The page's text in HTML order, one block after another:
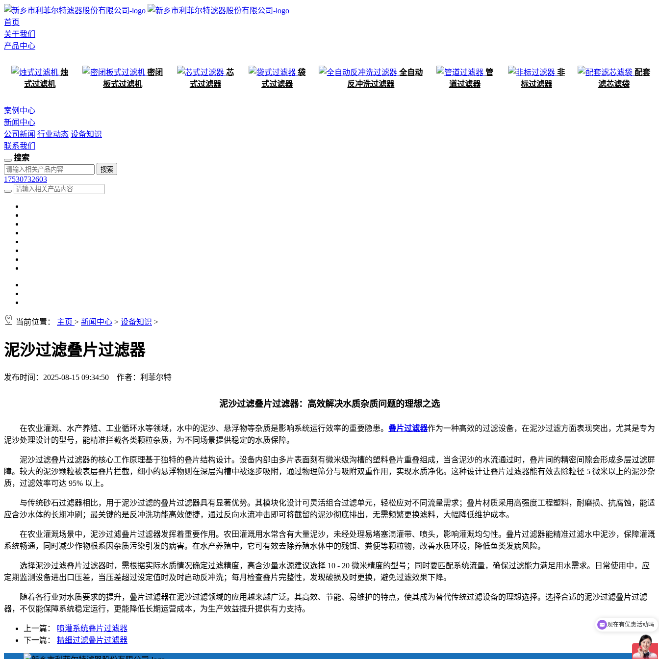
首页
关于我们
产品中心
烛
式过滤机
密闭
板式过滤机
芯
式过滤器
袋
式过滤器
全自动
反冲洗过滤器
管
道过滤器
非
标过滤器
配套
滤芯滤袋
案例中心
新闻中心
公司新闻 行业动态 设备知识
联系我们
搜索
17530732603
当前位置： 主页 > 新闻中心 > 设备知识 >
泥沙过滤叠片过滤器
发布时间：2025-08-15 09:34:50 作者：利菲尔特
泥沙过滤叠片过滤器：高效解决水质杂质问题的理想之选
在农业灌溉、水产养殖、工业循环水等领域，水中的泥沙、悬浮物等杂质是影响系统运行效率的重要隐患。 叠片过滤器作为一种高效的过滤设备，在泥沙过滤方面表现突出，尤其是专为
泥沙处理设计的型号，能精准拦截各类颗粒杂质，为不同场景提供稳定的水质保障。
泥沙过滤叠片过滤器的核心工作原理基于独特的叠片结构设计。设备内部由多片表面刻有微米级沟槽的塑料叠片重叠组成，当含泥沙的水流通过时，叠片间的精密间隙会形成多层过滤屏
障。较大的泥沙颗粒被表层叠片拦截，细小的悬浮物则在深层沟槽中被逐步吸附，通过物理筛分与吸附双重作用，实现水质净化。这种设计让叠片过滤器能有效去除粒径 5 微米以上的泥沙杂
质，过滤效率可达 95% 以上。
与传统砂石过滤器相比，用于泥沙过滤的叠片过滤器具有显著优势。其模块化设计可灵活组合过滤单元，轻松应对不同流量需求；叠片材质采用高强度工程塑料，耐磨损、抗腐蚀，能适
应含沙水体的长期冲刷；最关键的是反冲洗功能高效便捷，通过反向水流冲击即可将截留的泥沙彻底排出，无需频繁更换滤料，大幅降低维护成本。
在农业灌溉场景中，泥沙过滤叠片过滤器发挥着重要作用。农田灌溉用水常含有大量泥沙，未经处理易堵塞滴灌带、喷头，影响灌溉均匀性。叠片过滤器能精准过滤水中泥沙，保障灌溉
系统畅通，同时减少作物根系因杂质污染引发的病害。在水产养殖中，它可有效去除养殖水体中的残饵、粪便等颗粒物，改善水质环境，降低鱼类发病风险。
选择泥沙过滤叠片过滤器时，需根据实际水质情况确定过滤精度，高含沙量水源建议选择 10 - 20 微米精度的型号；同时要匹配系统流量，确保过滤能力满足用水需求。日常使用中，应
定期监测设备进出口压差，当压差超过设定值时及时启动反冲洗；每月检查叠片完整性，发现破损及时更换，避免过滤效果下降。
随着各行业对水质要求的提升，叠片过滤器在泥沙过滤领域的应用越来越广泛。其高效、节能、易维护的特点，使其成为替代传统过滤设备的理想选择。选择合适的泥沙过滤叠片过滤
器，不仅能保障系统稳定运行，更能降低长期运营成本，为生产效益提升提供有力支持。
上一篇： 喷灌系统叠片过滤器
下一篇： 精细过滤叠片过滤器
可以介绍下你们的产品么